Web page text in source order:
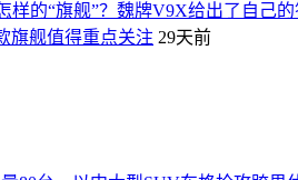
样的“旗舰”？魏牌V9X给出了自己
旗舰值得重点关注 29天前